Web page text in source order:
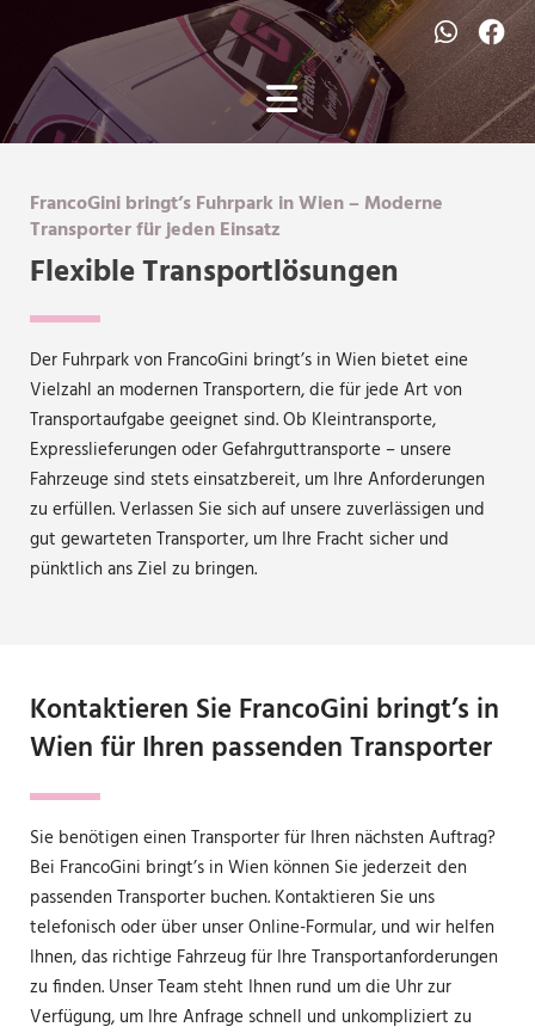
FrancoGini bringt’s Fuhrpark in Wien – Moderne
Transporter für jeden Einsatz
Flexible Transportlösungen
Der Fuhrpark von FrancoGini bringt’s in Wien bietet eine
Vielzahl an modernen Transportern, die für jede Art von
Transportaufgabe geeignet sind. Ob Kleintransporte,
Expresslieferungen oder Gefahrguttransporte – unsere
Fahrzeuge sind stets einsatzbereit, um Ihre Anforderungen
zu erfüllen. Verlassen Sie sich auf unsere zuverlässigen und
gut gewarteten Transporter, um Ihre Fracht sicher und
pünktlich ans Ziel zu bringen.
Kontaktieren Sie FrancoGini bringt’s in
Wien für Ihren passenden Transporter
Sie benötigen einen Transporter für Ihren nächsten Auftrag?
Bei FrancoGini bringt’s in Wien können Sie jederzeit den
passenden Transporter buchen. Kontaktieren Sie uns
telefonisch oder über unser Online-Formular, und wir helfen
Ihnen, das richtige Fahrzeug für Ihre Transportanforderungen
zu finden. Unser Team steht Ihnen rund um die Uhr zur
Verfügung, um Ihre Anfrage schnell und unkompliziert zu